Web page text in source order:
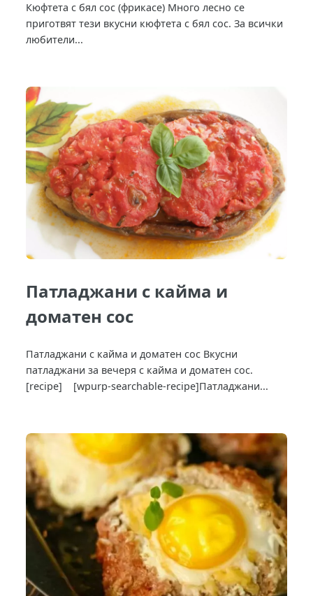
Кюфтета с бял сос (фрикасе) Много лесно се
приготвят тези вкусни кюфтета с бял сос. За всички
любители...
Патладжани с кайма и
доматен сос
Патладжани с кайма и доматен сос Вкусни
патладжани за вечеря с кайма и доматен сос.
[recipe] [wpurp-searchable-recipe]Патладжани...